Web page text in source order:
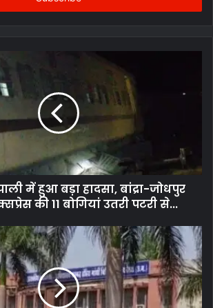
में हुआ बड़ा हादसा, बांद्रा-जोधपुर
की 11 बोगियां उतरी पटरी से...